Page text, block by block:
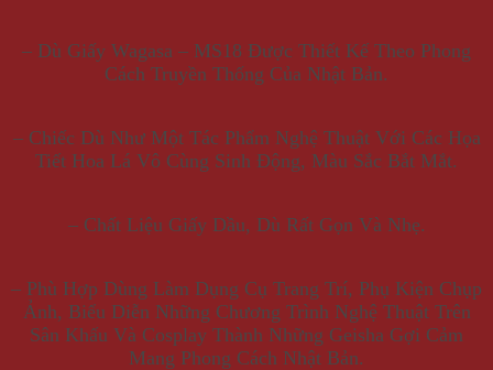
– Dù Giấy Wagasa – MS18 Được Thiết Kế Theo Phong
Cách Truyền Thống Của Nhật Bản.
– Chiếc Dù Như Một Tác Phẩm Nghệ Thuật Với Các Họa
Tiết Hoa Lá Vô Cùng Sinh Động, Màu Sắc Bắt Mắt.
– Chất Liệu Giấy Dầu, Dù Rất Gọn Và Nhẹ.
– Phù Hợp Dùng Làm Dụng Cụ Trang Trí, Phụ Kiện Chụp
Ảnh, Biểu Diễn Những Chương Trình Nghệ Thuật Trên
Sân Khấu Và Cosplay Thành Những Geisha Gợi Cảm
Mang Phong Cách Nhật Bản.